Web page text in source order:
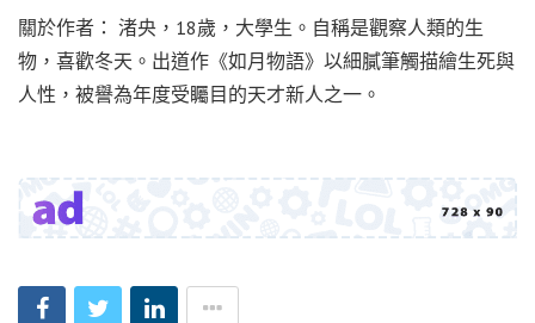
關於作者： 渚央，18歲，大學生。自稱是觀察人類的生
物，喜歡冬天。出道作《如月物語》以細膩筆觸描繪生死與
人性，被譽為年度受矚目的天才新人之一。